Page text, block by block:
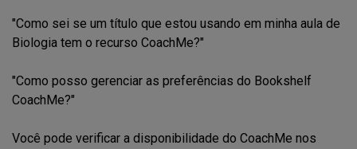
"Como sei se um título que estou usando em minha aula de
Biologia tem o recurso CoachMe?"
"Como posso gerenciar as preferências do Bookshelf
CoachMe?"
Você pode verificar a disponibilidade do CoachMe nos